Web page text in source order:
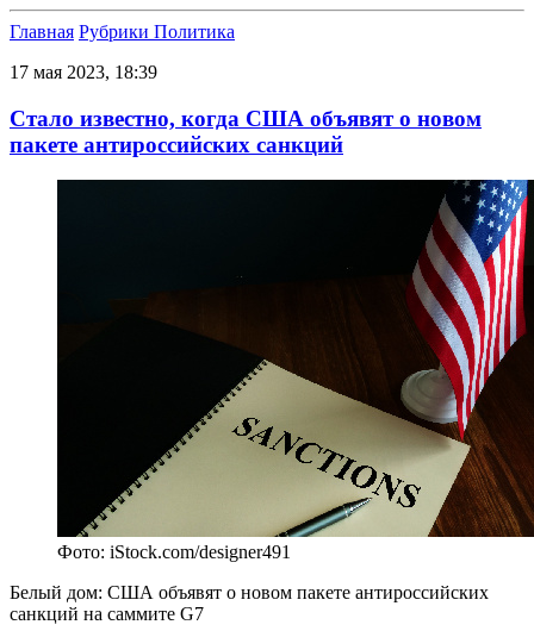
Главная Рубрики Политика
17 мая 2023, 18:39
Стало известно, когда США объявят о новом
пакете антироссийских санкций
Фото: iStock.com/designer491
Белый дом: США объявят о новом пакете антироссийских
санкций на саммите G7